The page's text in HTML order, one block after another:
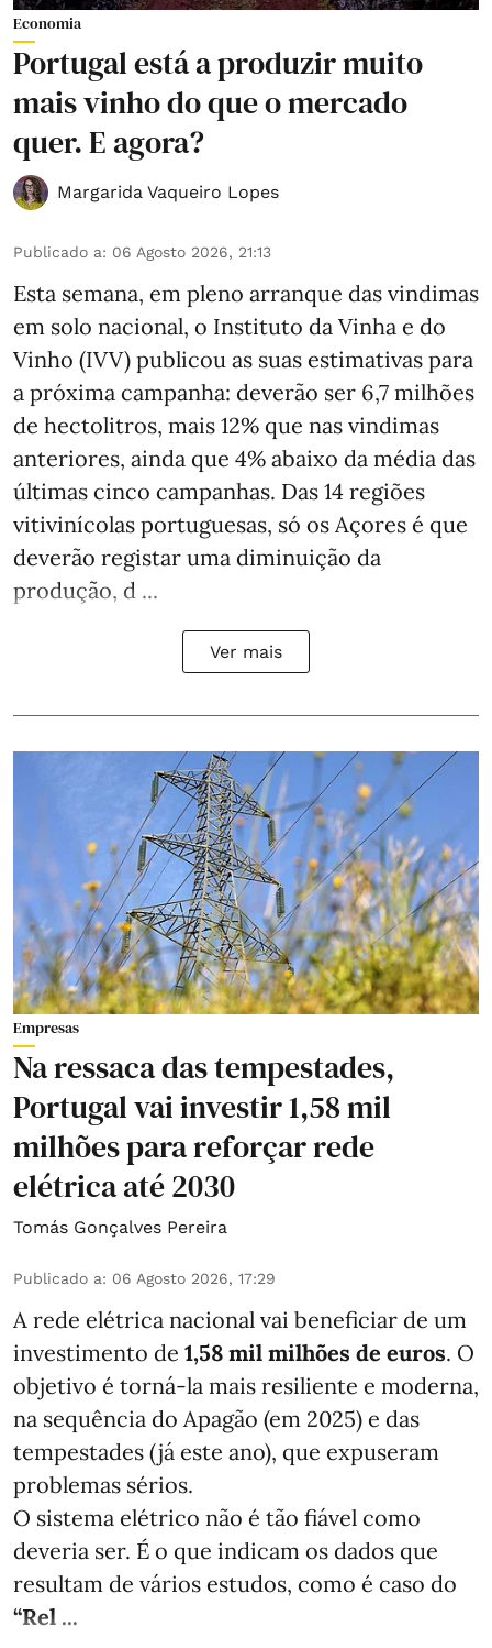
Economia
Portugal está a produzir muito
mais vinho do que o mercado
quer. E agora?
Margarida Vaqueiro Lopes
Publicado a: 06 Agosto 2026, 21:13
Esta semana, em pleno arranque das vindimas
em solo nacional, o Instituto da Vinha e do
Vinho (IVV) publicou as suas estimativas para
a próxima campanha: deverão ser 6,7 milhões
de hectolitros, mais 12% que nas vindimas
anteriores, ainda que 4% abaixo da média das
últimas cinco campanhas. Das 14 regiões
vitivinícolas portuguesas, só os Açores é que
deverão registar uma diminuição da
produção, d ...
Ver mais
Empresas
Na ressaca das tempestades,
Portugal vai investir 1,58 mil
milhões para reforçar rede
elétrica até 2030
Tomás Gonçalves Pereira
Publicado a: 06 Agosto 2026, 17:29
A rede elétrica nacional vai beneficiar de um
investimento de 1,58 mil milhões de euros. O
objetivo é torná-la mais resiliente e moderna,
na sequência do Apagão (em 2025) e das
tempestades (já este ano), que expuseram
problemas sérios.
O sistema elétrico não é tão fiável como
deveria ser. É o que indicam os dados que
resultam de vários estudos, como é caso do
“Rel ...